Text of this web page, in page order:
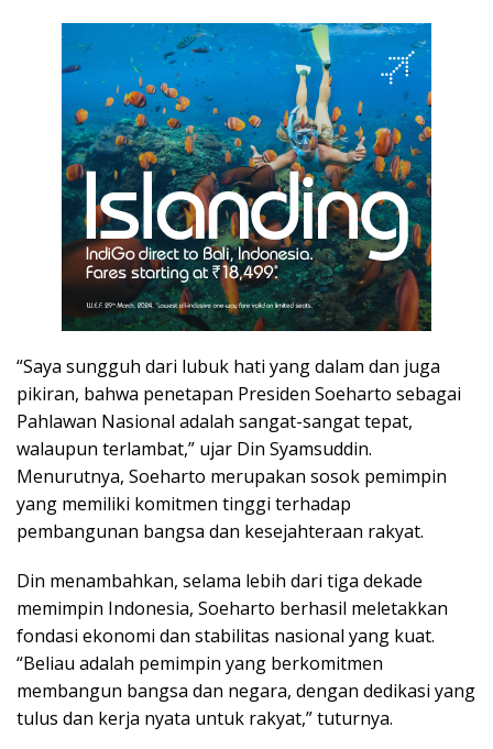
“Saya sungguh dari lubuk hati yang dalam dan juga
pikiran, bahwa penetapan Presiden Soeharto sebagai
Pahlawan Nasional adalah sangat-sangat tepat,
walaupun terlambat,” ujar Din Syamsuddin.
Menurutnya, Soeharto merupakan sosok pemimpin
yang memiliki komitmen tinggi terhadap
pembangunan bangsa dan kesejahteraan rakyat.
Din menambahkan, selama lebih dari tiga dekade
memimpin Indonesia, Soeharto berhasil meletakkan
fondasi ekonomi dan stabilitas nasional yang kuat.
“Beliau adalah pemimpin yang berkomitmen
membangun bangsa dan negara, dengan dedikasi yang
tulus dan kerja nyata untuk rakyat,” tuturnya.